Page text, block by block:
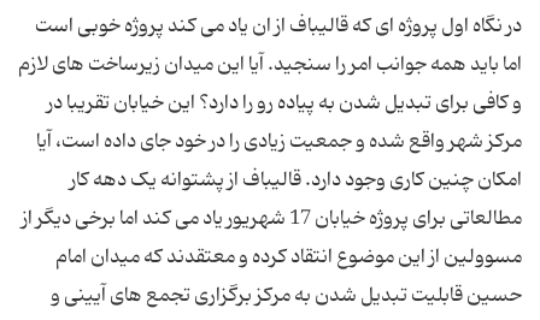
در نگاه اول پروژه ای که قالیباف از ان یاد می کند پروژه خوبی است
اما باید همه جوانب امر را سنجید. آیا این میدان زیرساخت های لازم
و کافی برای تبدیل شدن به پیاده رو را دارد؟ این خیابان تقریبا در
مرکز شهر واقع شده و جمعیت زیادی را در خود جای داده است، آیا
امکان چنین کاری وجود دارد. قالیباف از پشتوانه یک دهه کار
مطالعاتی برای پروژه خیابان 17 شهریور یاد می کند اما برخی دیگر از
مسوولین از این موضوع انتقاد کرده و معتقدند که میدان امام
حسین قابلیت تبدیل شدن به مرکز برگزاری تجمع های آیینی و